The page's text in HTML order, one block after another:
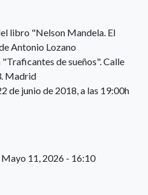
libro "Nelson Mandela. El
Antonio Lozano
de sueños". Calle
Madrid
de junio de 2018, a las 19:00h
11, 2026 - 16:10